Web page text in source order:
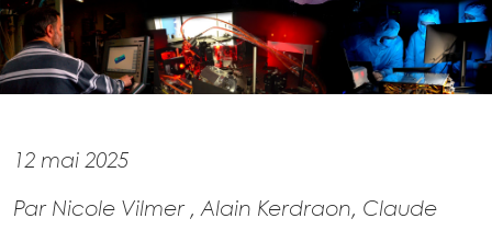
12 mai 2025
Par Nicole Vilmer , Alain Kerdraon, Claude